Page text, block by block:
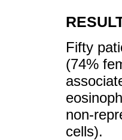
Fifty
(74%
non-
cells).